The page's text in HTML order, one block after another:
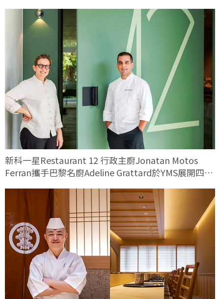
新科一星Restaurant 12 行政主廚Jonatan Motos
Ferran攜手巴黎名廚Adeline Grattard於YMS展開四手